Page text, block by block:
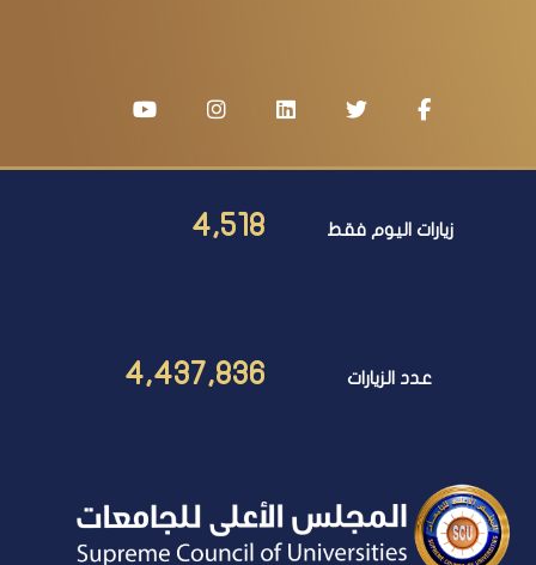
زيارات اليوم فقط 4,518
عدد الزيارات 4,437,836